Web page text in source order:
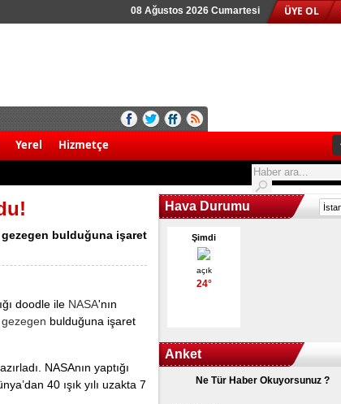
ÜYE OL
08 Ağustos 2026 Cumartesi
Yerel Hizmetçe
gezegen bulduğuna işaret
doodle ile NASA'nın
gezegen bulduğuna işaret
NASAnın уaptığı
40 ışık yılı uzakta 7
Hava Durumu
Şimdi
açık
24°
Anket
Ne Tür Haber Okuyorsunuz ?